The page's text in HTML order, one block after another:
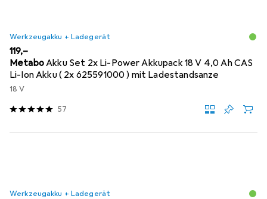
Werkzeugakku + Ladegerät
EUR
119,–
MetaboAkku Set 2x Li-Power Akkupack 18 V 4,0 Ah CAS
Li-Ion Akku ( 2x 625591000 ) mit Ladestandsanze
18 V
57
Werkzeugakku + Ladegerät